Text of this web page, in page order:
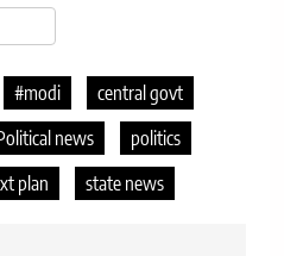
#modi
central govt
news
politics
plan state news